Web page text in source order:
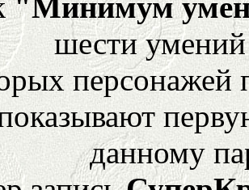
"Минимум
шести
персонажей
данному